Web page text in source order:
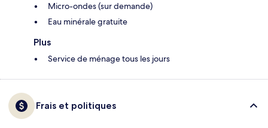
Micro-ondes (sur demande)
Eau minérale gratuite
Plus
Service de ménage tous les jours
Frais et politiques